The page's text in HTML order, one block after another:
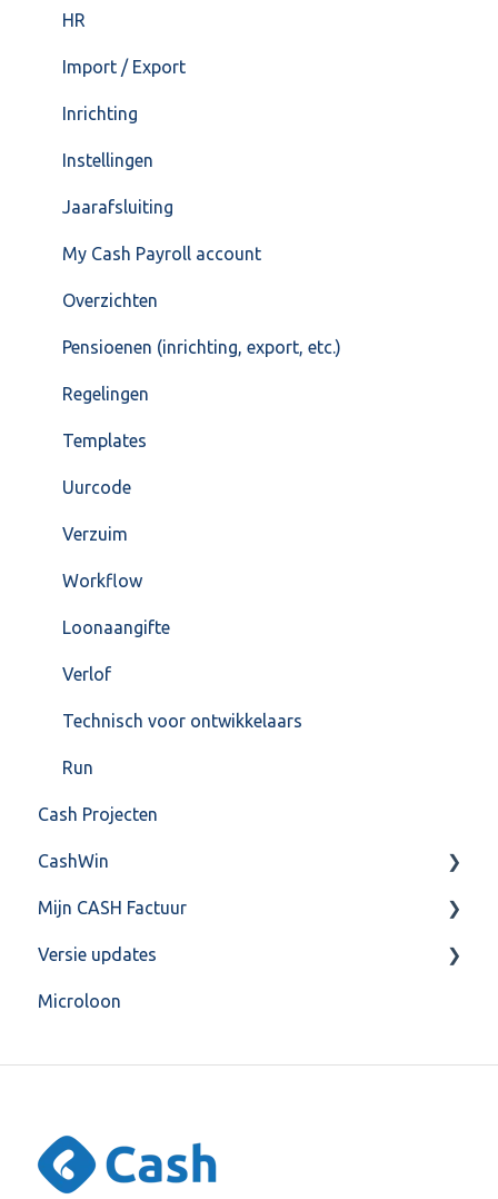
HR
Import / Export
Inrichting
Instellingen
Jaarafsluiting
My Cash Payroll account
Overzichten
Pensioenen (inrichting, export, etc.)
Regelingen
Templates
Uurcode
Verzuim
Workflow
Loonaangifte
Verlof
Technisch voor ontwikkelaars
Run
Cash Projecten
CashWin
Overig
Mijn CASH Factuur
Facturatie Loonportal( CASH Lonen)
Mijn CASH factuur
Versie updates
CashWeb updates 2025
Microloon